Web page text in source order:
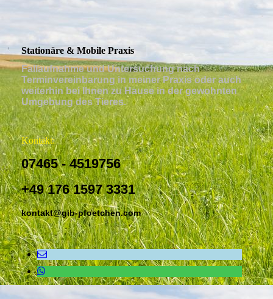
Stationäre & Mobile Praxis
Fallaufnahme und Untersuchung nach
Terminvereinbarung in meiner Praxis oder auch
weiterhin bei Ihnen zu Hause in der gewohnten
Umgebung des Tieres.
Kontakt:
07465 - 4519756
+49 176 1597 3331
kontakt@gib-pfoetchen.com